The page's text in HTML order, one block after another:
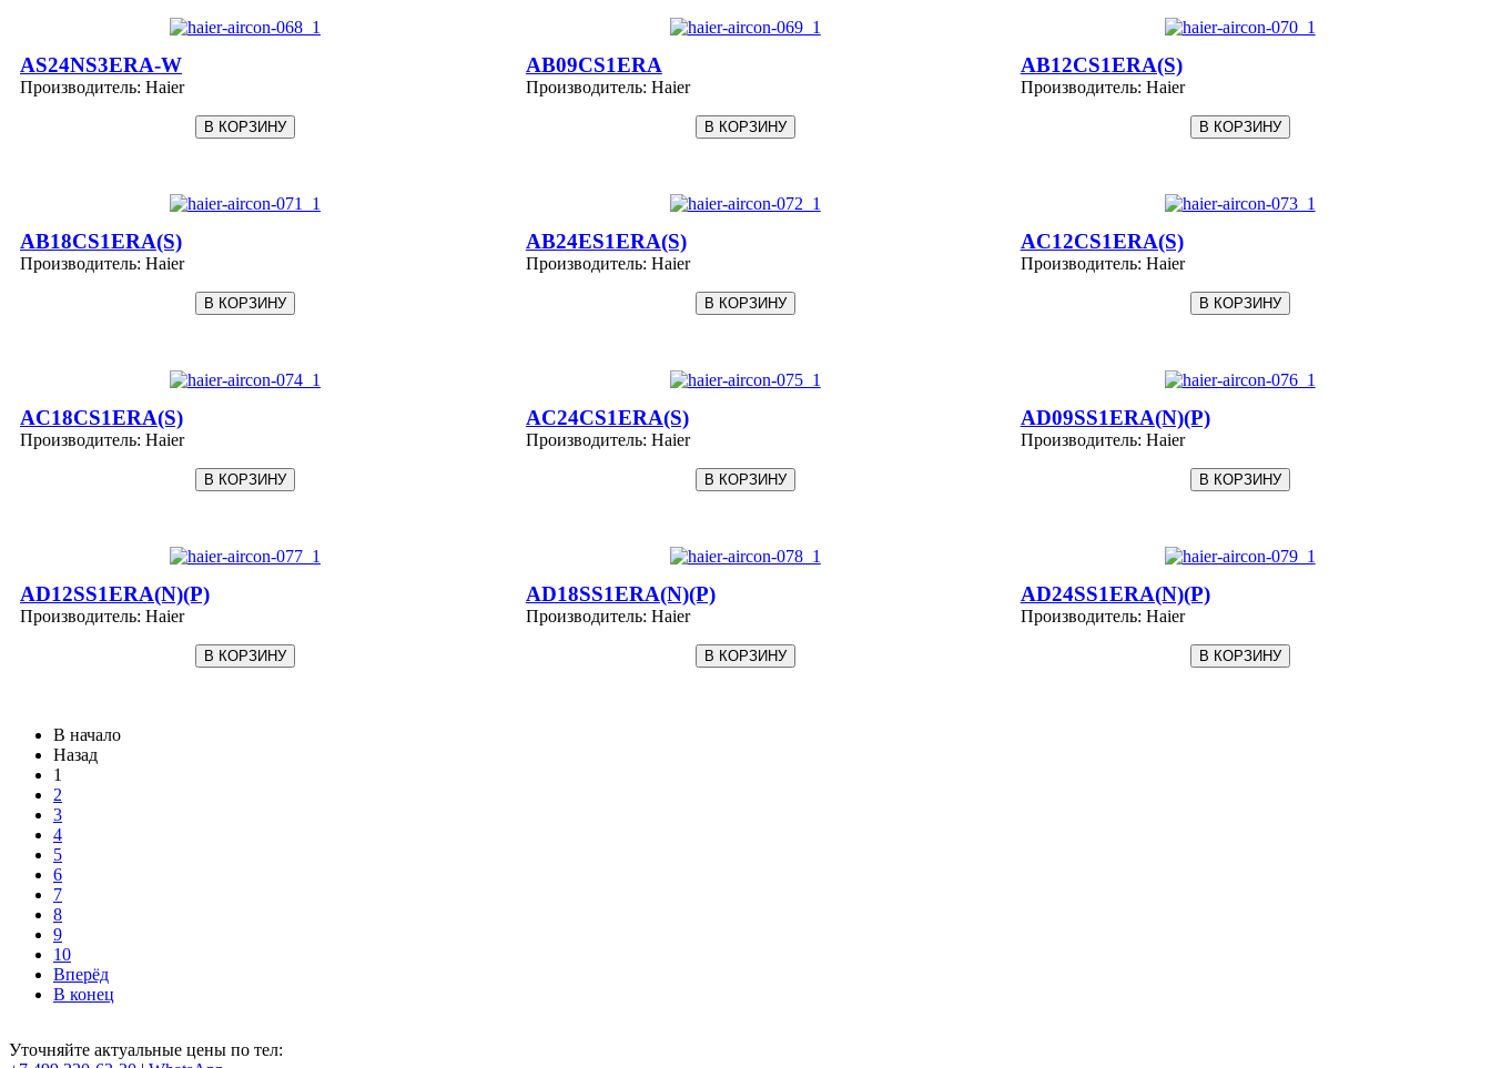
AS24NS3ERA-W
Производитель: Haier
AB09CS1ERA
Производитель: Haier
AB12CS1ERA(S)
Производитель: Haier
AB18CS1ERA(S)
Производитель: Haier
AB24ES1ERA(S)
Производитель: Haier
AC12CS1ERA(S)
Производитель: Haier
AC18CS1ERA(S)
Производитель: Haier
AC24CS1ERA(S)
Производитель: Haier
AD09SS1ERA(N)(P)
Производитель: Haier
AD12SS1ERA(N)(P)
Производитель: Haier
AD18SS1ERA(N)(P)
Производитель: Haier
AD24SS1ERA(N)(P)
Производитель: Haier
В начало
Назад
1
2
3
4
5
6
7
8
9
10
Вперёд
В конец
Уточняйте актуальные цены по тел: